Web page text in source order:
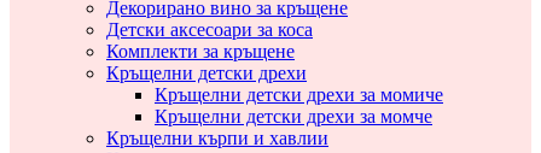
Декорирано вино за кръщене
Детски аксесоари за коса
Комплекти за кръщене
Кръщелни детски дрехи
Кръщелни детски дрехи за момиче
Кръщелни детски дрехи за момче
Кръщелни кърпи и хавлии